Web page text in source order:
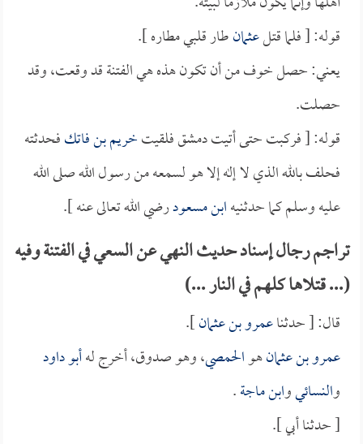
قوله: [ فلما قتلعثمانطار قلبي مطاره ].
يعني: حصل خوف من أن تكون هذه هي الفتنة قد وقعت، وقد
حصلت.
قوله: [ فركبت حتى أتيت دمشق فلقيتخريم بن فاتكفحدثته
فحلف بالله الذي لا إله إلا هو لسمعه من رسول الله صلى الله
عليه وسلم كما حدثنيهابن مسعودرضي الله تعالى عنه ].
تراجم رجال إسناد حديث النهي عن السعي في الفتنة وفيه
(... قتلاها كلهم في النار ...)
قال: [ حدثناعمرو بن عثمان].
عمرو بن عثمانهوالحمصي، وهو صدوق، أخرج لهأبو داود
والنسائيوابن ماجة.
[ حدثنا أبي ].